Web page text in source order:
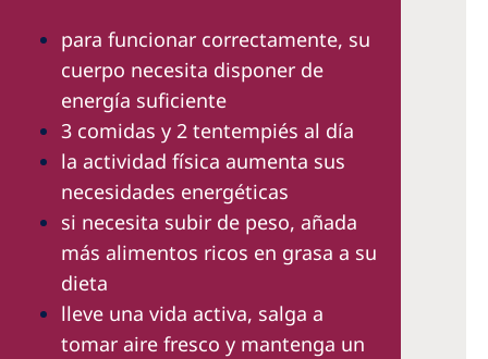
para funcionar correctamente, su
cuerpo necesita disponer de
energía suficiente
3 comidas y 2 tentempiés al día
la actividad física aumenta sus
necesidades energéticas
si necesita subir de peso, añada
más alimentos ricos en grasa a su
dieta
lleve una vida activa, salga a
tomar aire fresco y mantenga un